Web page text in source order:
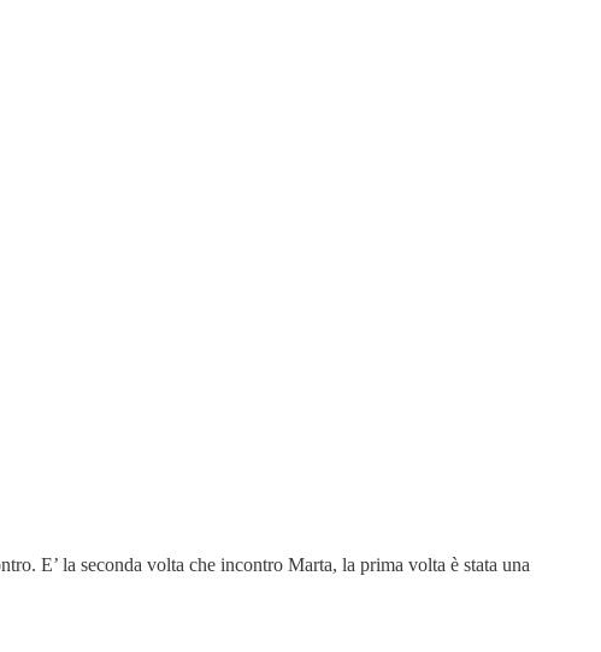
E’ la seconda volta che incontro Marta, la prima volta è stata una